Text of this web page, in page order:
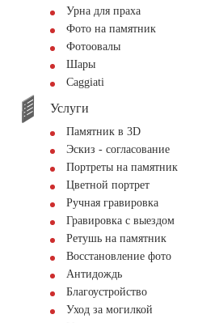
Урна для праха
Фото на памятник
Фотоовалы
Шары
Сaggiati
Услуги
Памятник в 3D
Эскиз - согласование
Портреты на памятник
Цветной портрет
Ручная гравировка
Гравировка с выездом
Ретушь на памятник
Восстановление фото
Антидождь
Благоустройство
Уход за могилкой